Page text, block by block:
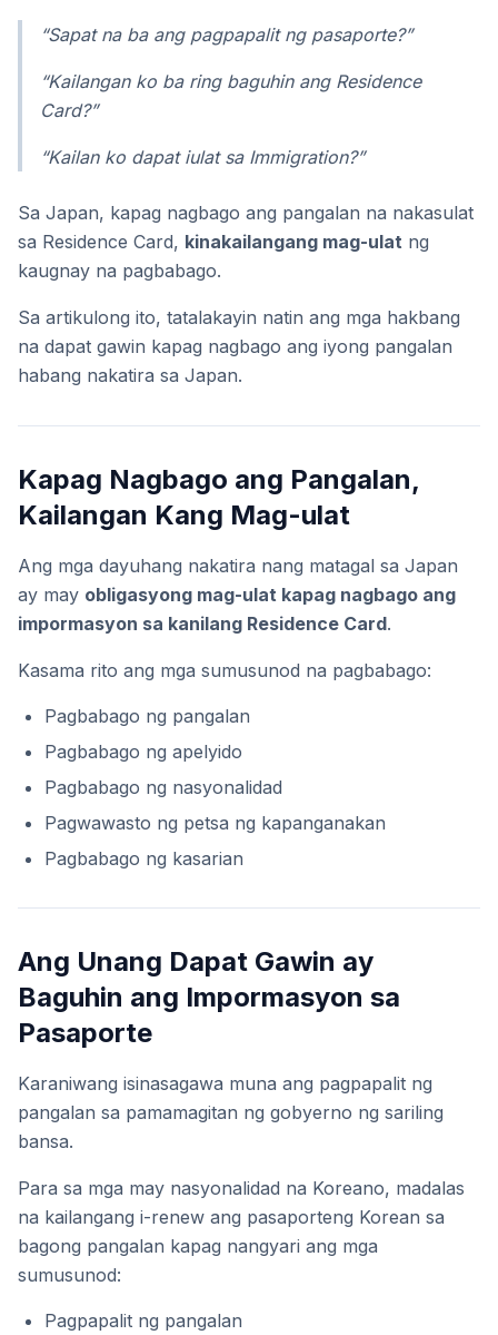
“Sapat na ba ang pagpapalit ng pasaporte?”
“Kailangan ko ba ring baguhin ang Residence
Card?”
“Kailan ko dapat iulat sa Immigration?”
Sa Japan, kapag nagbago ang pangalan na nakasulat
sa Residence Card, kinakailangang mag-ulat ng
kaugnay na pagbabago.
Sa artikulong ito, tatalakayin natin ang mga hakbang
na dapat gawin kapag nagbago ang iyong pangalan
habang nakatira sa Japan.
Kapag Nagbago ang Pangalan,
Kailangan Kang Mag-ulat
Ang mga dayuhang nakatira nang matagal sa Japan
ay may obligasyong mag-ulat kapag nagbago ang
impormasyon sa kanilang Residence Card.
Kasama rito ang mga sumusunod na pagbabago:
Pagbabago ng pangalan
Pagbabago ng apelyido
Pagbabago ng nasyonalidad
Pagwawasto ng petsa ng kapanganakan
Pagbabago ng kasarian
Ang Unang Dapat Gawin ay
Baguhin ang Impormasyon sa
Pasaporte
Karaniwang isinasagawa muna ang pagpapalit ng
pangalan sa pamamagitan ng gobyerno ng sariling
bansa.
Para sa mga may nasyonalidad na Koreano, madalas
na kailangang i-renew ang pasaporteng Korean sa
bagong pangalan kapag nangyari ang mga
sumusunod:
Pagpapalit ng pangalan